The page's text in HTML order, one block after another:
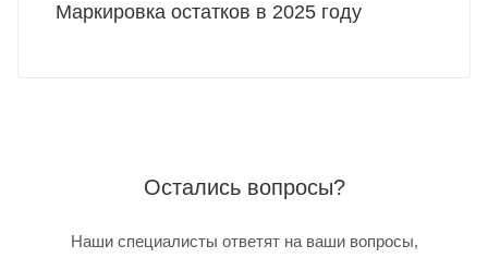
Маркировка остатков в 2025 году
Остались вопросы?
Наши специалисты ответят на ваши вопросы,